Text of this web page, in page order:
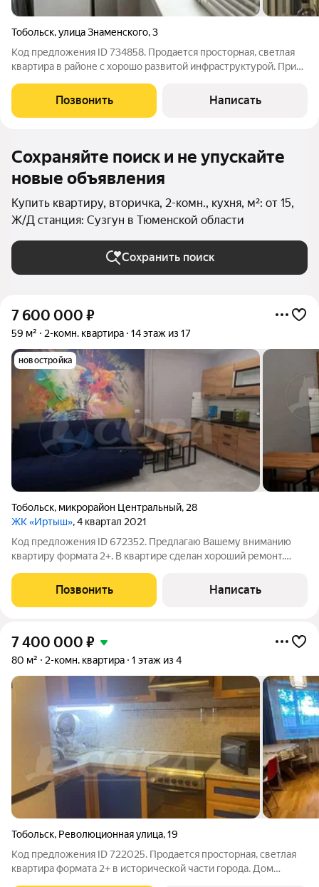
Тобольск,улица Знаменского,3
Код предложения ID 734858. Продается просторная, светлая
квартира в районе с хорошо развитой инфраструктурой. При
остановка, более 5 маршрутов ходит в любую точку города
без проблем. Документы в
Позвонить Написать
Сохраняйте поиск и не упускайте
новые объявления
Купить квартиру, вторичка, 2-комн., кухня, м²: от 15,
Ж/Д станция: Сузгун в Тюменской области
Сохранить поиск
7 600 000 ₽
59 м² 2-комн. квартира 14 этаж из 17
новостройка
Тобольск, микрорайон Центральный, 28
ЖК «Иртыш», 4 квартал 2021
Код предложения ID 672352. Предлагаю Вашему вниманию
квартиру формата 2+. В квартире сделан хороший ремонт.
камеры видеонаблюдения. В шаговой доступности
продуктовый магазин, остановка. До школы
Позвонить Написать
7 400 000 ₽
80 м² 2-комн. квартира 1 этаж из 4
Тобольск, Революционная улица,19
Код предложения ID 722025. Продается просторная, светлая
квартира формата 2+ в исторической части города. Дом